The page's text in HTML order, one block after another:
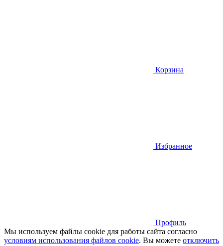
Корзина
Избранное
Профиль
Мы используем файлы cookie для работы сайта согласно
условиям использования файлов cookie. Вы можете отключить